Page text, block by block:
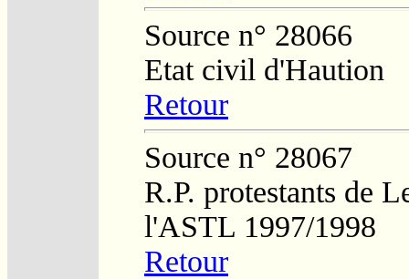
Source n° 28066
Etat civil d'Haution
Retour
Source n° 28067
R.P. protestants de
l'ASTL 1997/1998
Retour